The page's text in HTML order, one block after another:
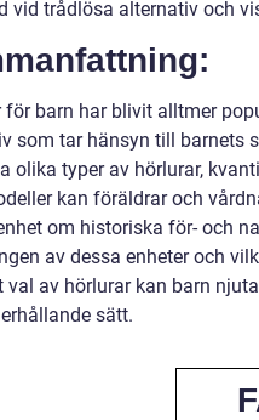
vid trådlösa alternativ och
för barn har blivit alltmer
som tar hänsyn till barnets
olika typer av hörlurar,
kan föräldrar och
om historiska för- och
av dessa enheter och
val av hörlurar kan barn
sätt.